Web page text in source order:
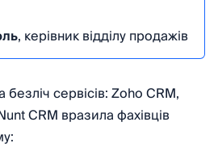
, керівник відділу продажів
сервісів: Zoho CRM,
CRM вразила фахівців